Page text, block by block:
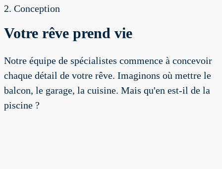
2. Conception
Votre rêve prend vie
Notre équipe de spécialistes commence à concevoir
chaque détail de votre rêve. Imaginons où mettre le
balcon, le garage, la cuisine. Mais qu'en est-il de la
piscine ?